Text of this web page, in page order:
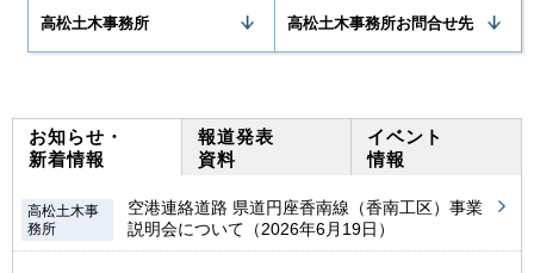
高松土木事務所 高松土木事務所お問合せ先
お知らせ・
新着情報
高松土木事
務所
空港連絡道路 県道円座香南線（香南工区）事業
説明会について（2026年6月19日）
報道発表
資料
イベント
情報